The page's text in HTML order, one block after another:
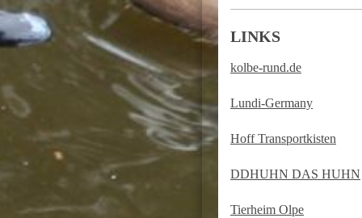
LINKS
kolbe-rund.de
Lundi-Germany
Hoff Transportkisten
DDHUHN DAS HUHN
Tierheim Olpe